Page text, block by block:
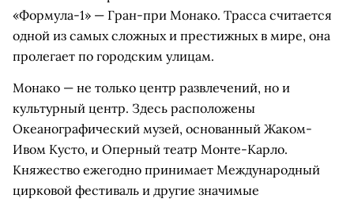
«Формула-1» — Гран-при Монако. Трасса считается
одной из самых сложных и престижных в мире, она
пролегает по городским улицам.
Монако — не только центр развлечений, но и
культурный центр. Здесь расположены
Океанографический музей, основанный Жаком-
Ивом Кусто, и Оперный театр Монте-Карло.
Княжество ежегодно принимает Международный
цирковой фестиваль и другие значимые